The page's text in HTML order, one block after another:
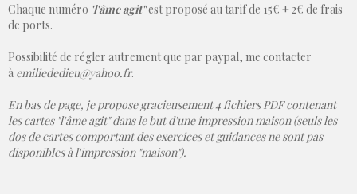
Chaque numéro 'l'âme agit"est proposé au tarif de 15€ + 2€ de frais
de ports.
Possibilité de régler autrement que par paypal, me contacter
à emiliededieu@yahoo.fr.
En bas de page, je propose gracieusement 4 fichiers PDF contenant
les cartes "l'âme agit" dans le but d'une impression maison (seuls les
dos de cartes comportant des exercices et guidances ne sont pas
disponibles à l'impression "maison").